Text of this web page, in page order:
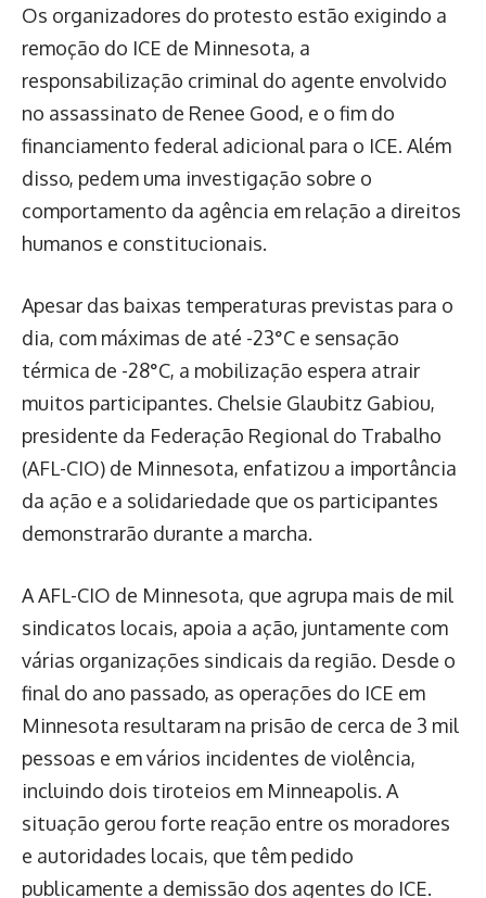
Os organizadores do protesto estão exigindo a
remoção do ICE de Minnesota, a
responsabilização criminal do agente envolvido
no assassinato de Renee Good, e o fim do
financiamento federal adicional para o ICE. Além
disso, pedem uma investigação sobre o
comportamento da agência em relação a direitos
humanos e constitucionais.
Apesar das baixas temperaturas previstas para o
dia, com máximas de até -23°C e sensação
térmica de -28°C, a mobilização espera atrair
muitos participantes. Chelsie Glaubitz Gabiou,
presidente da Federação Regional do Trabalho
(AFL-CIO) de Minnesota, enfatizou a importância
da ação e a solidariedade que os participantes
demonstrarão durante a marcha.
A AFL-CIO de Minnesota, que agrupa mais de mil
sindicatos locais, apoia a ação, juntamente com
várias organizações sindicais da região. Desde o
final do ano passado, as operações do ICE em
Minnesota resultaram na prisão de cerca de 3 mil
pessoas e em vários incidentes de violência,
incluindo dois tiroteios em Minneapolis. A
situação gerou forte reação entre os moradores
e autoridades locais, que têm pedido
publicamente a demissão dos agentes do ICE.